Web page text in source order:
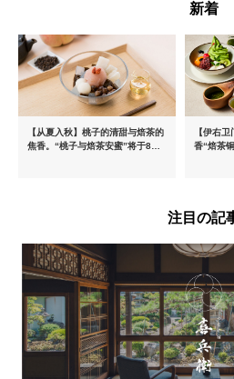
新着
【从夏入秋】桃子的清甜与焙茶的
焦香。“桃子与焙茶安蜜”将于8月
【伊右
香“焙茶
注目の記